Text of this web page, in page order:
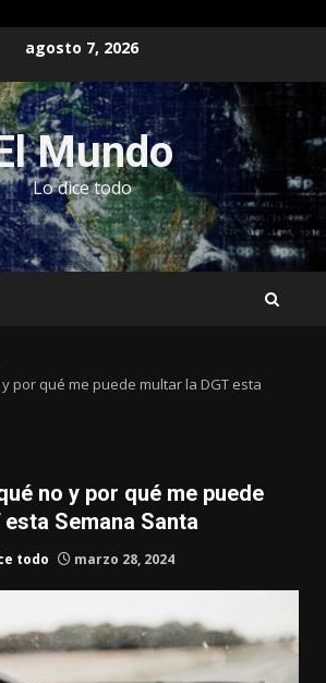
agosto 7, 2026
Mundo
Lo dice todo
por qué me puede multar la DGT esta
no y por qué me puede
Semana Santa
todo marzo 28, 2024